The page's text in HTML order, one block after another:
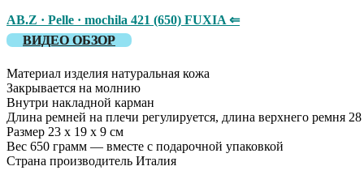
AB.Z · Pelle · mochila 421 (650) FUXIA ⇐
ВИДЕО ОБЗОР
Материал изделия натуральная кожа
Закрывается на молнию
Внутри накладной карман
Длина ремней на плечи регулируется, длина верхнего ремня
Размер 23 х 19 х 9 см
Вес 650 грамм — вместе с подарочной упаковкой
Страна производитель Италия